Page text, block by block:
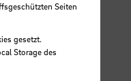
Seiten
gesetzt.
Storage des